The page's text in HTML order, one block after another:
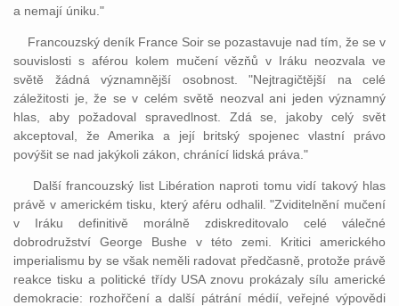
a nemají úniku."
Francouzský deník France Soir se pozastavuje nad tím, že se v
souvislosti s aférou kolem mučení vězňů v Iráku neozvala ve
světě žádná významnější osobnost. "Nejtragičtější na celé
záležitosti je, že se v celém světě neozval ani jeden významný
hlas, aby požadoval spravedlnost. Zdá se, jakoby celý svět
akceptoval, že Amerika a její britský spojenec vlastní právo
povýšit se nad jakýkoli zákon, chránící lidská práva."
Další francouzský list Libération naproti tomu vidí takový hlas
právě v americkém tisku, který aféru odhalil. "Zviditelnění mučení
v Iráku definitivě morálně zdiskreditovalo celé válečné
dobrodružství George Bushe v této zemi. Kritici amerického
imperialismu by se však neměli radovat předčasně, protože právě
reakce tisku a politické třídy USA znovu prokázaly sílu americké
demokracie: rozhořčení a další pátrání médií, veřejné výpovědi